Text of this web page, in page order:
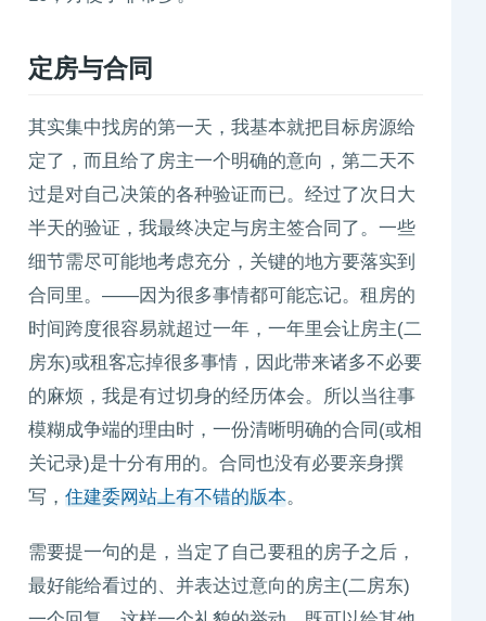
定房与合同
其实集中找房的第一天，我基本就把目标房源给
定了，而且给了房主一个明确的意向，第二天不
过是对自己决策的各种验证而已。经过了次日大
半天的验证，我最终决定与房主签合同了。一些
细节需尽可能地考虑充分，关键的地方要落实到
合同里。——因为很多事情都可能忘记。租房的
时间跨度很容易就超过一年，一年里会让房主(二
房东)或租客忘掉很多事情，因此带来诸多不必要
的麻烦，我是有过切身的经历体会。所以当往事
模糊成争端的理由时，一份清晰明确的合同(或相
关记录)是十分有用的。合同也没有必要亲身撰
写， 住建委网站上有不错的版本。
需要提一句的是，当定了自己要租的房子之后，
最好能给看过的、并表达过意向的房主(二房东)